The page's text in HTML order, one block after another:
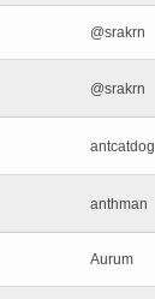
@srakrn
@srakrn
antcatdog
anthman
Aurum